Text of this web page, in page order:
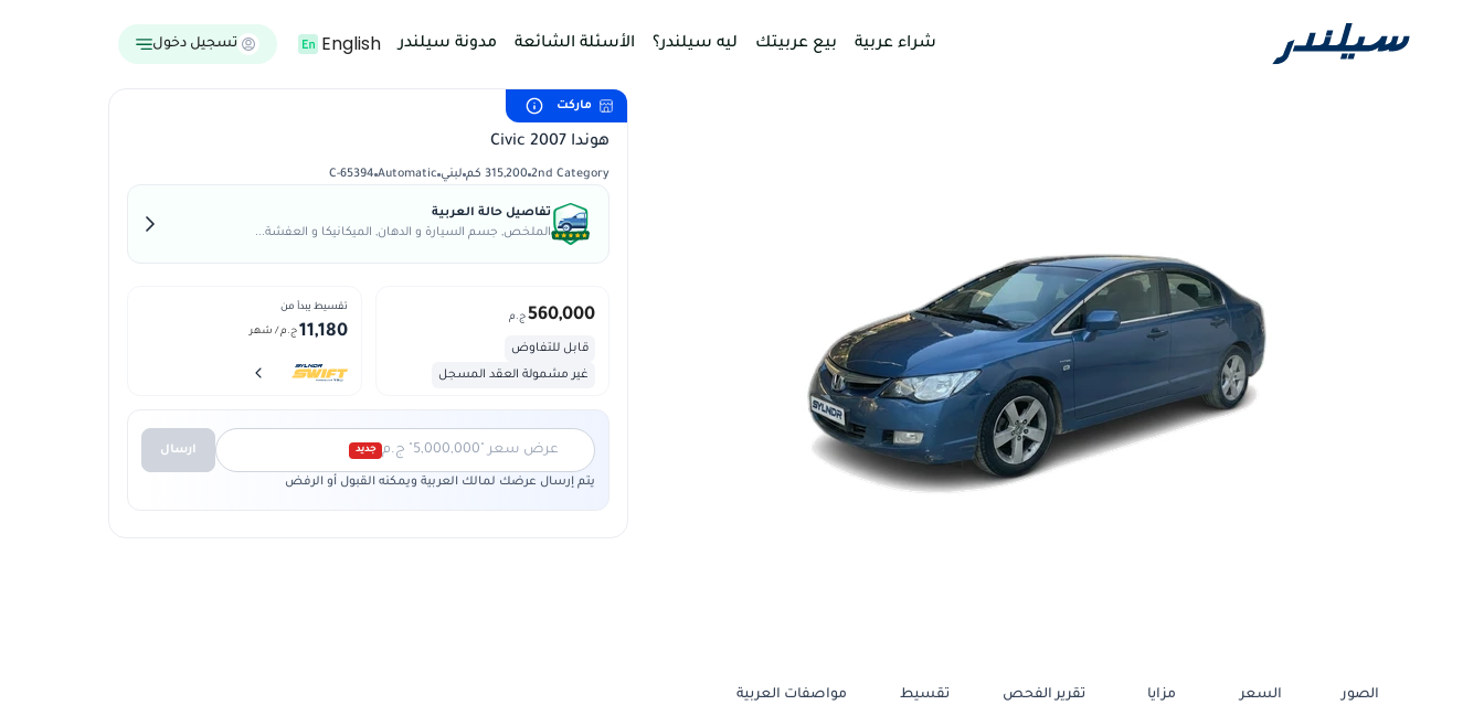
شراء عربية بيع عربيتك ليه سيلندر؟ الأسئلة الشائعة مدونة سيلندر English تسجيل دخول
ماركت
هوندا Civic 2007
2nd Category 315,200 كم لبني Automatic
C-65394
تفاصيل حالة العربية
الملخص, جسم السيارة و الدهان, الميكانيكا و العفشة...
560,000 ج.م
قابل للتفاوض
غير مشمولة العقد المسجل
تقسيط يبدأ من
11,180 ج.م / شهر
عرض سعر "5,000,000" ج.م جديد ارسال
يتم إرسال عرضك لمالك العربية ويمكنه القبول أو الرفض
الصور السعر مزايا تقرير الفحص تقسيط مواصفات العربية